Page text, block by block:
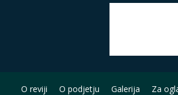
O reviji O podjetju Galerija Za